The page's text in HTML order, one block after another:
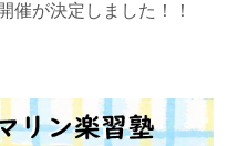
会社概要
Company
催が決定しました！！